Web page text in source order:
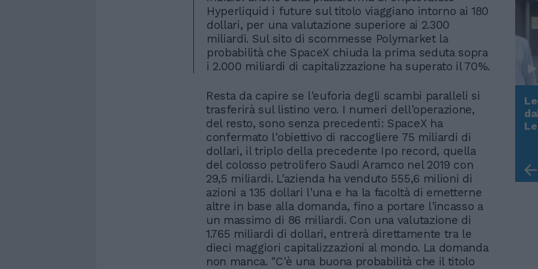
Hyperliquid i future sul titolo viaggiano intorno ai 180
dollari, per una valutazione superiore ai 2.300
miliardi. Sul sito di scommesse Polymarket la
probabilità che SpaceX chiuda la prima seduta sopra
i 2.000 miliardi di capitalizzazione ha superato il 70%.
Resta da capire se l'euforia degli scambi paralleli si
trasferirà sul listino vero. I numeri dell'operazione,
del resto, sono senza precedenti: SpaceX ha
confermato l'obiettivo di raccogliere 75 miliardi di
dollari, il triplo della precedente Ipo record, quella
del colosso petrolifero Saudi Aramco nel 2019 con
29,5 miliardi. L'azienda ha venduto 555,6 milioni di
azioni a 135 dollari l'una e ha la facoltà di emetterne
altre in base alla domanda, fino a portare l'incasso a
un massimo di 86 miliardi. Con una valutazione di
1.765 miliardi di dollari, entrerà direttamente tra le
dieci maggiori capitalizzazioni al mondo. La domanda
non manca. "C'è una buona probabilità che il titolo
Rudy Giuliani a Come States?
Trump, Meloni e la strategia
americana